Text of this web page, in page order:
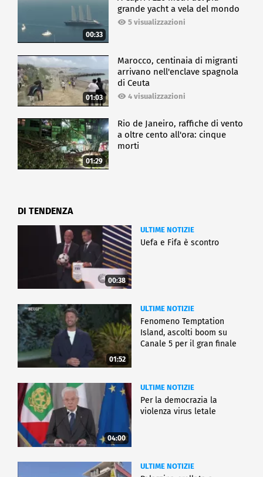
00:33
grande yacht a vela del mondo
5 visualizzazioni
01:03
Marocco, centinaia di migranti
arrivano nell'enclave spagnola
di Ceuta
4 visualizzazioni
01:29
Rio de Janeiro, raffiche di vento
a oltre cento all'ora: cinque
morti
DI TENDENZA
00:38
ULTIME NOTIZIE
Uefa e Fifa è scontro
01:52
ULTIME NOTIZIE
Fenomeno Temptation
Island, ascolti boom su
Canale 5 per il gran finale
04:00
ULTIME NOTIZIE
Per la democrazia la
violenza virus letale
ULTIME NOTIZIE